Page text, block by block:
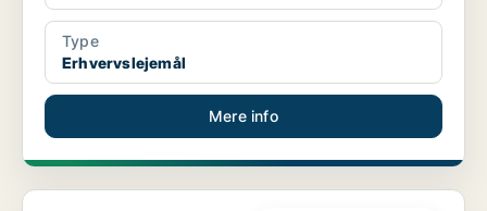
Type
Erhvervslejemål
Mere info
Ejendom i Kolding